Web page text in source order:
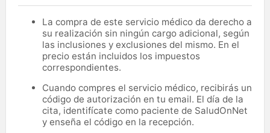
La compra de este servicio médico da derecho a
su realización sin ningún cargo adicional, según
las inclusiones y exclusiones del mismo. En el
precio están incluidos los impuestos
correspondientes.
Cuando compres el servicio médico, recibirás un
código de autorización en tu email. El día de la
cita, identifícate como paciente de SaludOnNet
y enseña el código en la recepción.